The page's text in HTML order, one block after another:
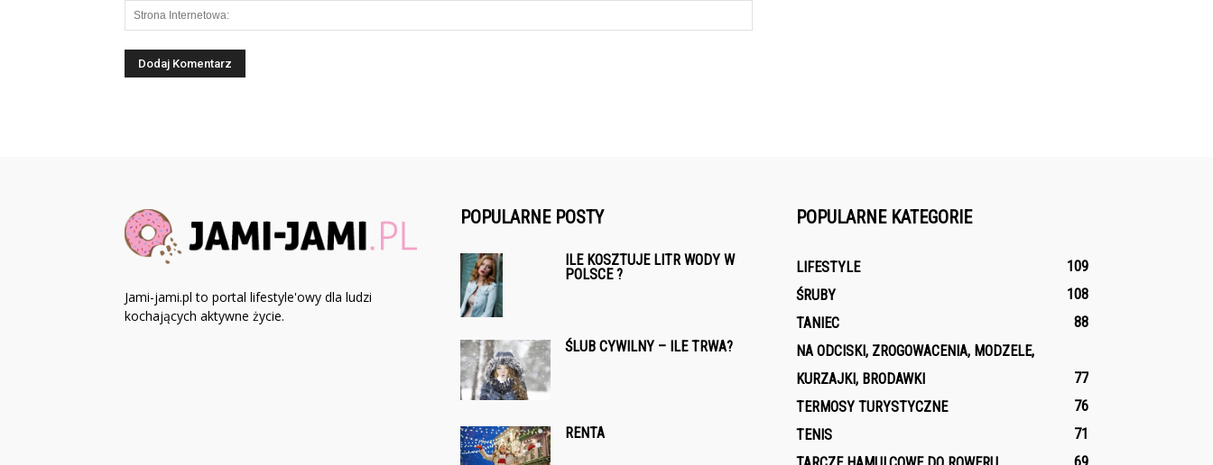
Jami-jami.pl to portal lifestyle'owy dla ludzi
kochających aktywne życie.
POPULARNE POSTY
ILE KOSZTUJE LITR WODY W
POLSCE ?
ŚLUB CYWILNY – ILE TRWA?
RENTA
POPULARNE KATEGORIE
LIFESTYLE
109
ŚRUBY
108
TANIEC
88
NA ODCISKI, ZROGOWACENIA, MODZELE,
KURZAJKI, BRODAWKI
77
TERMOSY TURYSTYCZNE
76
TENIS
71